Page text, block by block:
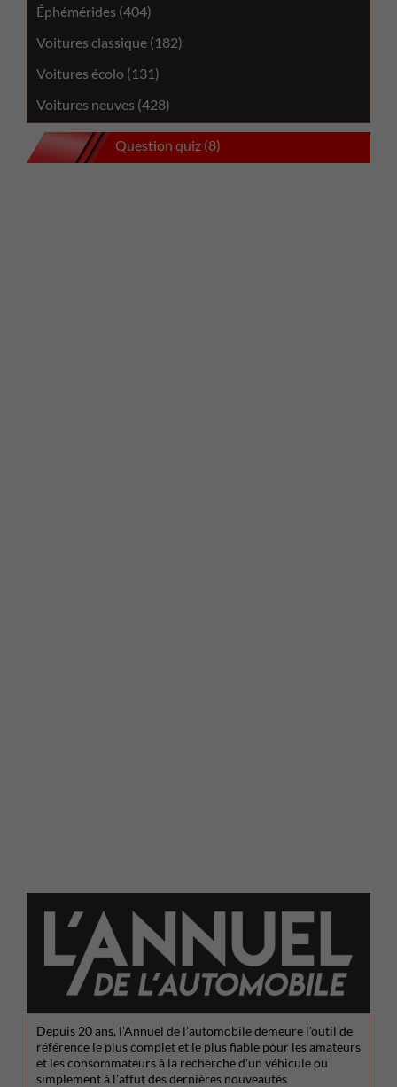
Éphémérides (404)
Voitures classique (182)
Voitures écolo (131)
Voitures neuves (428)
Question quiz (8)
Depuis 20 ans, l'Annuel de l'automobile demeure l'outil de
référence le plus complet et le plus fiable pour les amateurs
et les consommateurs à la recherche d'un véhicule ou
simplement à l'affut des dernières nouveautés